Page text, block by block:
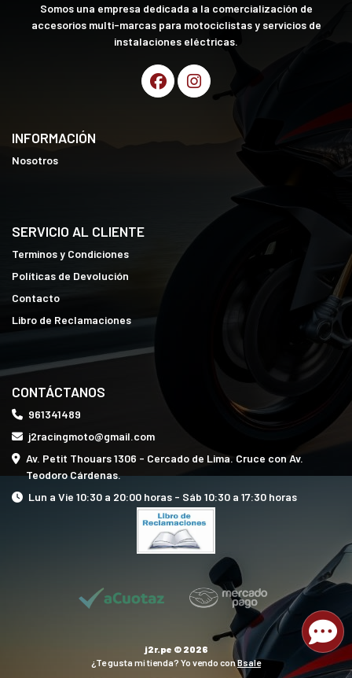
Somos una empresa dedicada a la comercialización de
accesorios multi-marcas para motociclistas y servicios de
instalaciones eléctricas.
INFORMACIÓN
Nosotros
SERVICIO AL CLIENTE
Terminos y Condiciones
Políticas de Devolución
Contacto
Libro de Reclamaciones
CONTÁCTANOS
961341489
j2racingmoto@gmail.com
Av. Petit Thouars 1306 - Cercado de Lima. Cruce con Av.
Teodoro Cárdenas.
Lun a Vie 10:30 a 20:00 horas - Sáb 10:30 a 17:30 horas
j2r.pe © 2026
¿Te gusta mi tienda? Yo vendo conBsale